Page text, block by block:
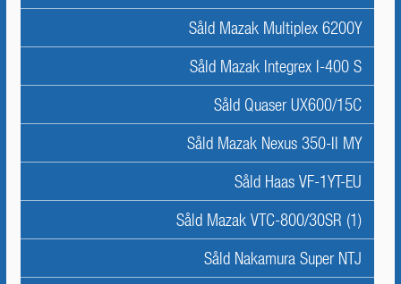
Såld Mazak Multiplex 6200Y
Såld Mazak Integrex I-400 S
Såld Quaser UX600/15C
Såld Mazak Nexus 350-II MY
Såld Haas VF-1YT-EU
Såld Mazak VTC-800/30SR (1)
Såld Nakamura Super NTJ